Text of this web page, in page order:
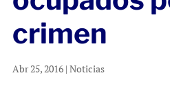
crimen
Abr 25, 2016| Noticias